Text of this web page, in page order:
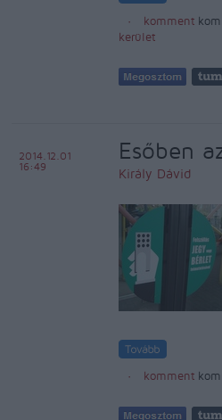
komment
kerület
Esőben
Király Dávid
2014.12.01
16:49
komment